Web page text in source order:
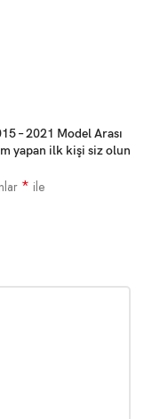
– 2021 Model Arası
yapan ilk kişi siz olun
* ile